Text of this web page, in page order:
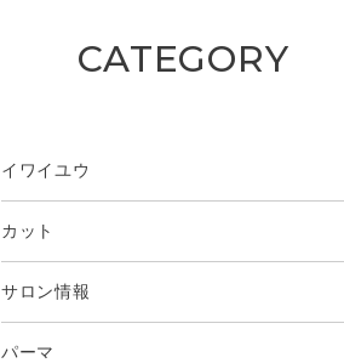
CATEGORY
イワイユウ
カット
サロン情報
パーマ